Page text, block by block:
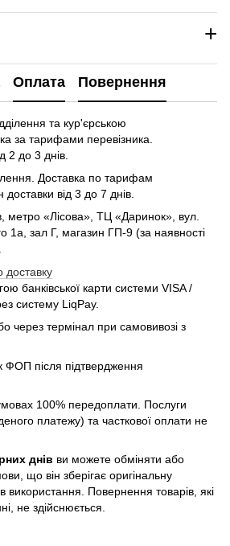
+
Оплата Повернення
та кур'єрською
за тарифами перевізника.
2 до 3 днів.
Доставка по тарифам
доставки від 3 до 7 днів.
метро «Лісова», ТЦ «Даринок», вул.
1а, зал Г, магазин ГП-9 (за наявності
доставку
банківської карти системи VISA /
систему LiqPay.
через термінал при самовивозі з
ФОП після підтвердження
100% передоплати. Послуги
платежу) та часткової оплати не
днів ви можете обміняти або
що він зберігає оригінальну
використання. Повернення товарів, які
не здійснюється.